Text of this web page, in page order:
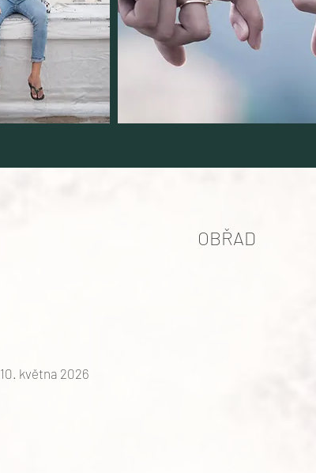
OBŘAD
10. května 2026